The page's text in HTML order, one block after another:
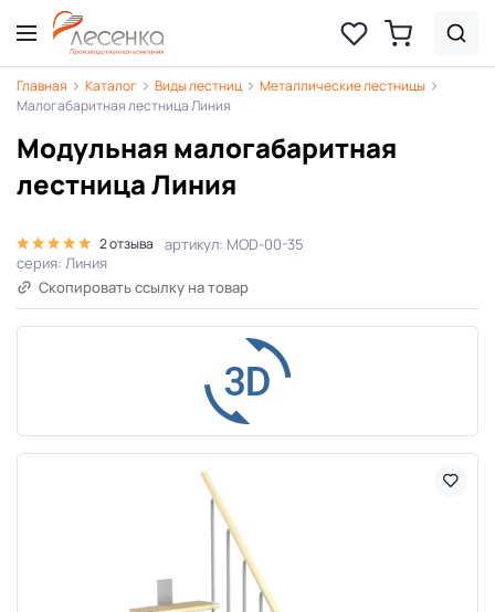
Главная Каталог Виды лестниц
Металлические лестницы
Малогабаритная лестница Линия
Модульная малогабаритная
лестница Линия
2 отзыва
артикул: MOD-00-35
серия: Линия
Скопировать ссылку на товар